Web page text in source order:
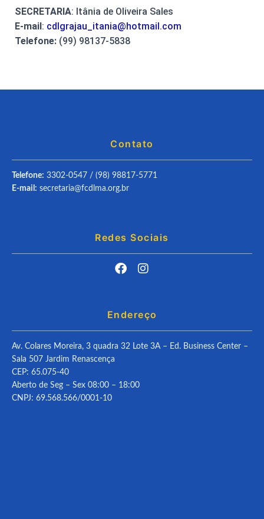
SECRETARIA: Itânia de Oliveira Sales
E-mail: cdlgrajau_itania@hotmail.com
Telefone: (99) 98137-5838
Contato
Telefone: 3302-0547 / (98) 98817-5771
E-mail: secretaria@fcdlma.org.br
Redes Sociais
Endereço
Av. Colares Moreira, 3 quadra 32 Lote 3A – Ed. Business Center –
Sala 507 Jardim Renascença
CEP: 65.075-40
Aberto de Seg – Sex 08:00 – 18:00
CNPJ: 69.568.566/0001-10